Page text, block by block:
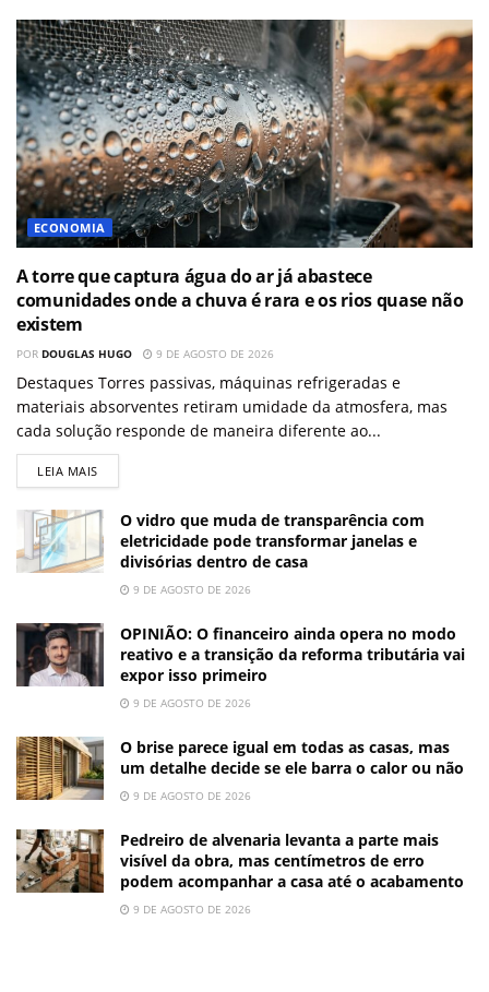
ECONOMIA
A torre que captura água do ar já abastece
comunidades onde a chuva é rara e os rios quase não
existem
POR DOUGLAS HUGO 9 DE AGOSTO DE 2026
Destaques Torres passivas, máquinas refrigeradas e
materiais absorventes retiram umidade da atmosfera, mas
cada solução responde de maneira diferente ao...
LEIA MAIS
O vidro que muda de transparência com
eletricidade pode transformar janelas e
divisórias dentro de casa
9 DE AGOSTO DE 2026
OPINIÃO: O financeiro ainda opera no modo
reativo e a transição da reforma tributária vai
expor isso primeiro
9 DE AGOSTO DE 2026
O brise parece igual em todas as casas, mas
um detalhe decide se ele barra o calor ou não
9 DE AGOSTO DE 2026
Pedreiro de alvenaria levanta a parte mais
visível da obra, mas centímetros de erro
podem acompanhar a casa até o acabamento
9 DE AGOSTO DE 2026